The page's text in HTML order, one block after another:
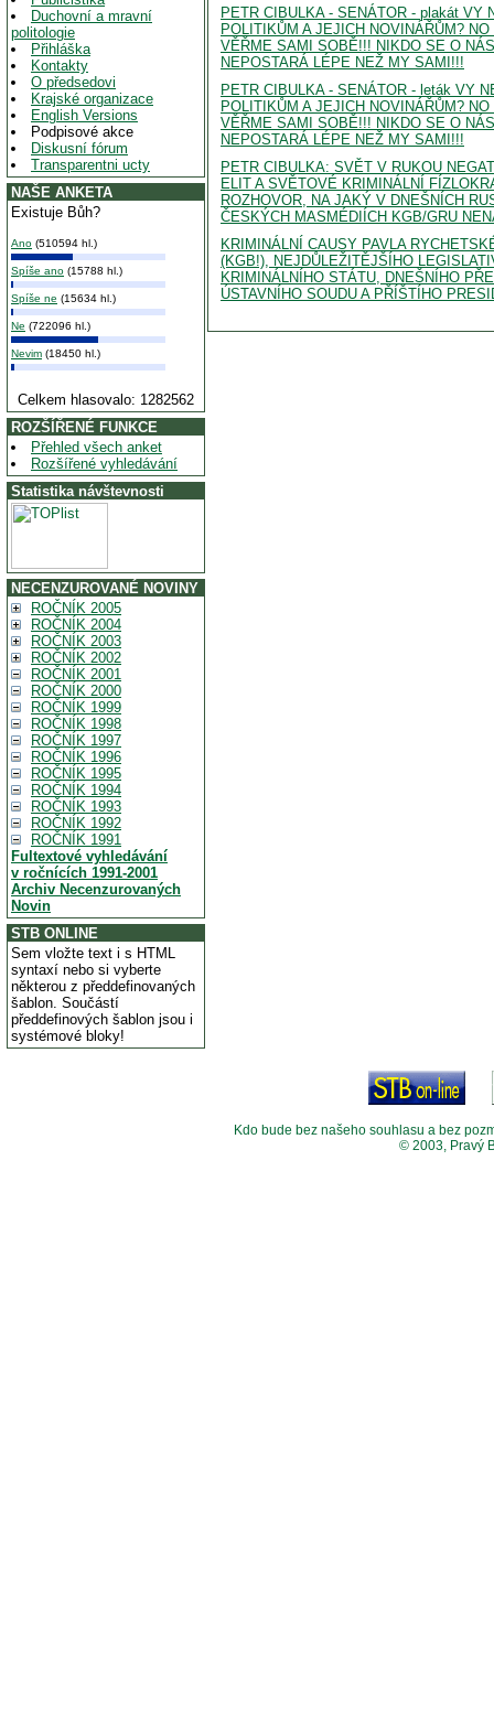
Duchovní a mravní
politologie
Přihláška
Kontakty
O předsedovi
Krajské organizace
English Versions
Podpisové akce
Diskusní fórum
Transparentni ucty
NAŠE ANKETA
Existuje Bůh?
Ano (510594 hl.)
Spíše ano (15788 hl.)
Spíše ne (15634 hl.)
Ne (722096 hl.)
Nevim (18450 hl.)
Celkem hlasovalo: 1282562
ROZŠÍŘENÉ FUNKCE
Přehled všech anket
Rozšířené vyhledávání
Statistika návštevnosti
NECENZUROVANÉ NOVINY
ROČNÍK 2005
ROČNÍK 2004
ROČNÍK 2003
ROČNÍK 2002
ROČNÍK 2001
ROČNÍK 2000
ROČNÍK 1999
ROČNÍK 1998
ROČNÍK 1997
ROČNÍK 1996
ROČNÍK 1995
ROČNÍK 1994
ROČNÍK 1993
ROČNÍK 1992
ROČNÍK 1991
Fultextové vyhledávání
v ročnících 1991-2001
Archiv Necenzurovaných
Novin
STB ONLINE
Sem vložte text i s HTML
syntaxí nebo si vyberte
některou z předdefinovaných
šablon. Součástí
předdefinových šablon jsou i
systémové bloky!
PETR CIBULKA - SENÁTOR - plakát VY
POLITIKŮM A JEJICH NOVINÁŘŮM?
VĚŘME SAMI SOBĚ!!! NIKDO SE O NÁS
NEPOSTARÁ LÉPE NEŽ MY SAMI!!!
PETR CIBULKA - SENÁTOR - leták VY
POLITIKŮM A JEJICH NOVINÁŘŮM?
VĚŘME SAMI SOBĚ!!! NIKDO SE O NÁS
NEPOSTARÁ LÉPE NEŽ MY SAMI!!!
PETR CIBULKA: SVĚT V RUKOU
ELIT A SVĚTOVÉ KRIMINÁLNÍ
ROZHOVOR, NA JAKÝ V DNEŠNÍCH
ČESKÝCH MASMÉDIÍCH KGB/GRU
KRIMINÁLNÍ CAUSY PAVLA
(KGB!), NEJDŮLEŽITĚJŠÍHO
KRIMINÁLNÍHO STÁTU, DNEŠNÍHO
ÚSTAVNÍHO SOUDU A PŘÍŠTÍHO
Kdo bude bez našeho souhlasu a bez
© 2003, Pravý